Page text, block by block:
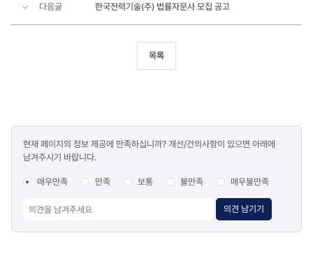
다음글 한국전력기술(주) 법률자문사 모집 공고
목록
만족도
조사
현재 페이지의 정보 제공에 만족하십니까? 개선/건의사항이 있으면 아래에
남겨주시기 바랍니다.
매우만족 만족 보통 불만족 매우불만족
의견 남기기